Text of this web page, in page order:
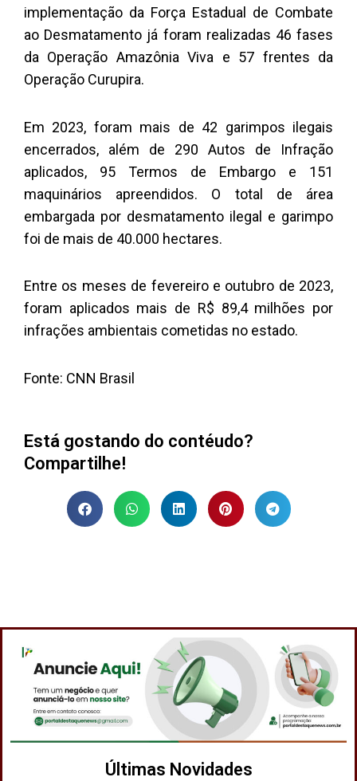
implementação da Força Estadual de Combate
ao Desmatamento já foram realizadas 46 fases
da Operação Amazônia Viva e 57 frentes da
Operação Curupira.
Em 2023, foram mais de 42 garimpos ilegais
encerrados, além de 290 Autos de Infração
aplicados, 95 Termos de Embargo e 151
maquinários apreendidos. O total de área
embargada por desmatamento ilegal e garimpo
foi de mais de 40.000 hectares.
Entre os meses de fevereiro e outubro de 2023,
foram aplicados mais de R$ 89,4 milhões por
infrações ambientais cometidas no estado.
Fonte: CNN Brasil
Está gostando do contéudo?
Compartilhe!
Últimas Novidades